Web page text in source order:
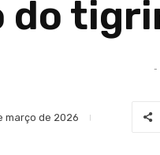
do
-
março de 2026